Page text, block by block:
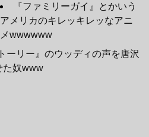
『ファミリーガイ』とかいう
アメリカのキレッキレッなアニ
メwwwwww
ーリー』のウッディの声を唐沢
た奴www